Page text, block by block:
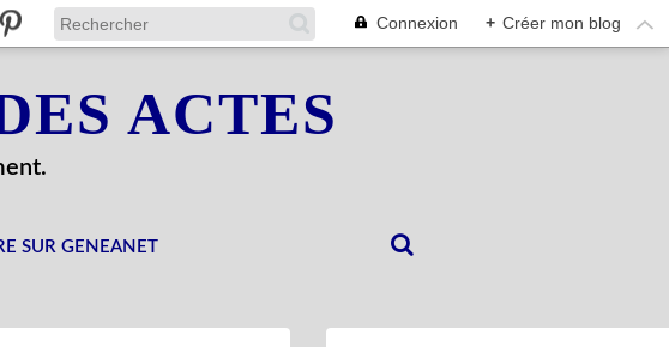
Connexion + Créer mon blog
ACTES
SUR GENEANET